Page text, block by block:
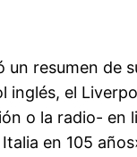
resumen de
inglés, el
o la radio- en
en 105